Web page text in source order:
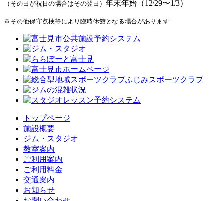
（その日が祝日の場合はその翌日） 年末年始（12/29〜1/3）
※その他保守点検等により臨時休館となる場合があります
トップページ
施設概要
ジム・スタジオ
教室案内
ご利用案内
ご利用料金
交通案内
お知らせ